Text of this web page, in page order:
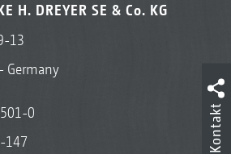
H. DREYER SE & Co. KG
13
Germany
0
147
Kontakt